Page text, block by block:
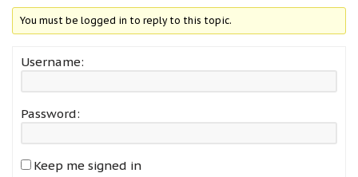
You must be logged in to reply to this topic.
Username:
Password:
Keep me signed in